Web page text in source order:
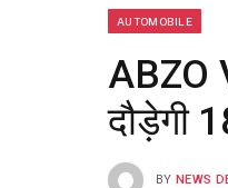
AUTOMOBILE
ABZO
दौड़ेगी
BY NEWS